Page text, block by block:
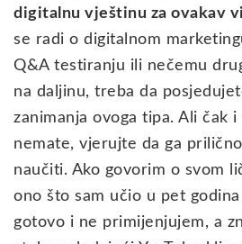
digitalnu vještinu za ovakav
se radi o digitalnom
Q&A testiranju ili nečemu
na daljinu, treba da
zanimanja ovoga tipa. Ali čak
nemate, vjerujte da ga
naučiti. Ako govorim o svom
ono što sam učio u pet
gotovo i ne primijenjujem, a